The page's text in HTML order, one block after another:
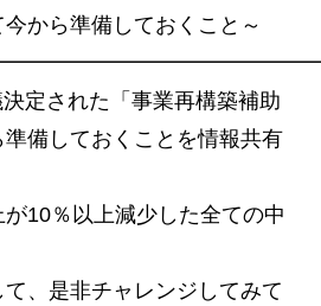
今から準備しておくこと～
定された「事業再構築補助
備しておくことを情報共有
10％以上減少した全ての中
、是非チャレンジしてみて